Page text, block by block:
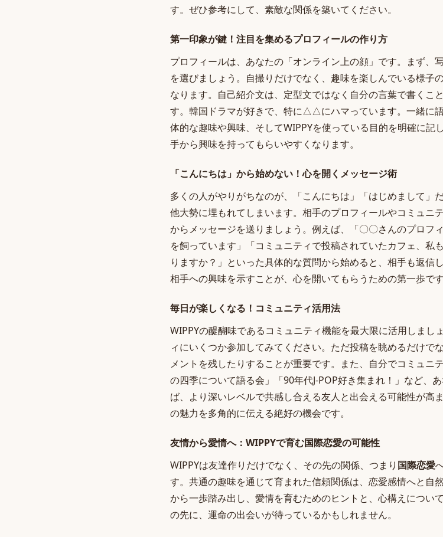
す。ぜひ参考にして、素敵な関係を築いてください。
第一印象が鍵！注目を集めるプロフィールの作り方
プロフィールは、あなたの「オンライン上の顔」です。まず、
を選びましょう。自撮りだけでなく、趣味を楽しんでいる様子
なります。自己紹介文は、定型文ではなく自分の言葉で書くこ
す。韓国ドラマが好きで、特に△△にハマっています。一緒に
体的な趣味や興味、そしてWIPPYを使っている目的を明確に記
手から興味を持ってもらいやすくなります。
「こんにちは」から始めない！心を開くメッセージ術
多くの人がやりがちなのが、「こんにちは」「はじめまして」
他大勢に埋もれてしまいます。相手のプロフィールやコミュニ
からメッセージを送りましょう。例えば、「〇〇さんのプロフ
を飼っています」「コミュニティで投稿されていたカフェ、私
りますか？」といった具体的な質問から始めると、相手も返信
相手への興味を示すことが、心を開いてもらうための第一歩です
毎日が楽しくなる！コミュニティ活用法
WIPPYの醍醐味であるコミュニティ機能を最大限に活用しまし
ィにいくつか参加してみてください。ただ投稿を眺めるだけで
メントを残したりすることが重要です。また、自分でコミュニ
の四季について語る会」「90年代J-POP好き集まれ！」など、
ば、より深いレベルで共感し合える友人と出会える可能性が高
の魅力を多角的に伝える絶好の機会です。
友情から愛情へ：WIPPYで育む国際恋愛の可能性
WIPPYは友達作りだけでなく、その先の関係、つまり 国際恋愛
す。共通の趣味を通じて育まれた信頼関係は、恋愛感情へと自
から一歩踏み出し、愛情を育むためのヒントと、心構えについ
の先に、運命の出会いが待っているかもしれません。